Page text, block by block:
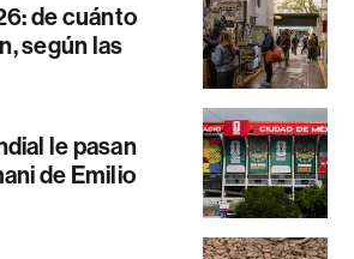
de cuánto
según las
le pasan
de Emilio